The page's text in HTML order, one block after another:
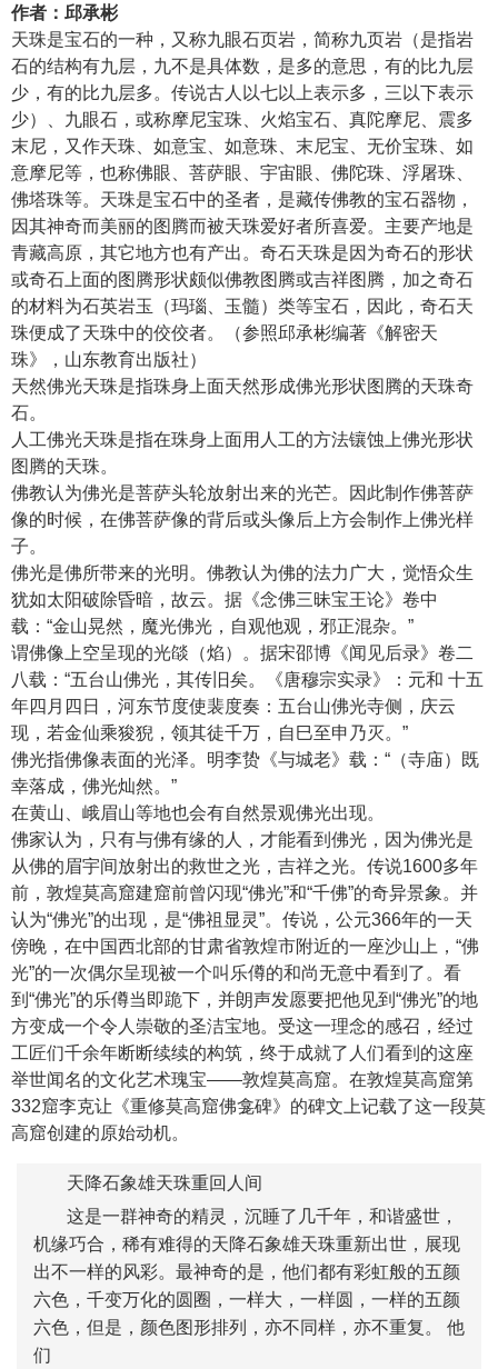
作者：邱承彬
天珠是宝石的一种，又称九眼石页岩 ，简称九页岩（是指岩
石的结构有九层，九不是具体数，是多的意思，有的比九层
少，有的比九层多。传说古人以七以上表示多，三以下表示
少）、九眼石，或称摩尼宝珠 、火焰宝石、 真陀摩尼
震多
末尼 ，又作天珠、如意宝、如意珠、末尼宝、无价宝珠、如
意摩尼等，也称佛眼、菩萨眼、宇宙眼、佛陀珠、浮屠珠、
佛塔珠等。天珠是宝石中的圣者，是藏传佛教的宝石器物，
因其神奇而美丽的图腾而被天珠爱好者所喜爱。主要产地是
青藏高原，其它地方也有产出。奇石天珠是因为奇石的形状
或奇石上面的图腾形状颇似佛教图腾或吉祥图腾，加之奇石
的材料为石英岩玉 （玛瑙 玉髓）类等宝石，因此，奇石天
珠便成了天珠中的佼佼者。（参照邱承彬编著《解密天
珠》，山东教育出版社）
天然佛光天珠是指珠身上面天然形成佛光形状图腾的天珠奇
石。
人工佛光天珠是指在珠身上面用人工的方法镶蚀上佛光形状
图腾的天珠。
佛教认为佛光是菩萨头轮放射出来的光芒。因此制作佛菩萨
像的时候，在佛菩萨像的背后或头像后上方会制作上佛光样
子。
佛光是佛所带来的光明。佛教认为佛的法力广大，觉悟众生
犹如太阳破除昏暗，故云。据《念佛三昧宝王论》卷中
载：“金山晃然，魔光佛光，自观他观，邪正混杂。”
谓佛像上空呈现的光燄（焰）。据宋邵博《闻见后录》卷二
八载：“五台山佛光，其传旧矣。《唐穆宗实录》：元和 十五
年四月四日，河东节度使裴度奏： 五台山佛光寺侧，庆云
现，若金仙乘狻猊 ，领其徒千万，自巳至申乃灭。”
佛光指佛像表面的光泽。明李贽 《与城老》载：“（寺庙）既
幸落成，佛光灿然。”
在黄山、 峨眉山等地也会有自然景观佛光出现。
佛家认为，只有与佛有缘的人，才能看到佛光，因为佛光是
从佛的眉宇间放射出的救世之光，吉祥之光。传说1600多年
前， 敦煌莫高窟建窟前曾闪现“佛光”和“千佛”的奇异景象。并
认为“佛光”的出现，是“佛祖显灵”。传说，公元366年的一天
傍晚，在中国西北部的甘肃省敦煌市附近的一座沙山上，“佛
光”的一次偶尔呈现被一个叫乐僔的和尚无意中看到了。看
到“佛光”的乐僔当即跪下，并朗声发愿要把他见到“佛光”的地
方变成一个令人崇敬的圣洁宝地。受这一理念的感召，经过
工匠们千余年断断续续的构筑，终于成就了人们看到的这座
举世闻名的文化艺术瑰宝——敦煌莫高窟。在敦煌莫高窟第
332窟李克让《重修莫高窟佛龛碑》的碑文上记载了这一段莫
高窟创建的原始动机。
天降石象雄天珠重回人间
这是一群神奇的精灵，沉睡了几千年，和谐盛世，
机缘巧合，稀有难得的天降石象雄天珠重新出世，展现
出不一样的风彩。最神奇的是，他们都有彩虹般的五颜
六色，千变万化的圆圈，一样大，一样圆，一样的五颜
六色，但是，颜色图形排列，亦不同样，亦不重复。 他
们